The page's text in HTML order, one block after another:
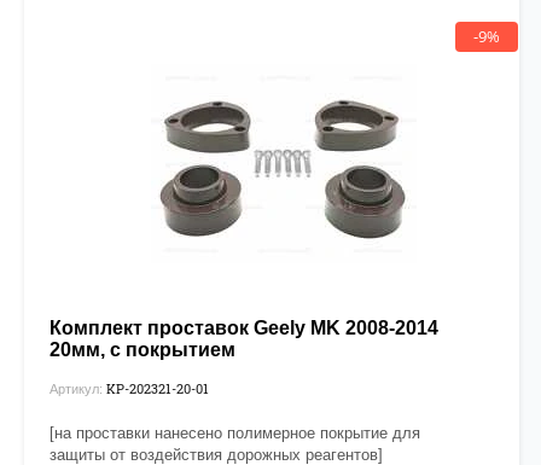
-9%
Комплект проставок Geely MK 2008-2014
20мм, с покрытием
Артикул: KP-202321-20-01
[на проставки нанесено полимерное покрытие для
защиты от воздействия дорожных реагентов]